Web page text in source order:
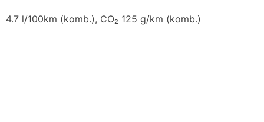
4.7 l/100km (komb.), CO₂ 125 g/km (komb.)